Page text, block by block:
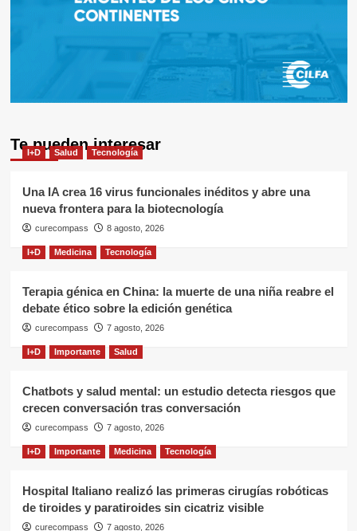
Te pueden interesar
I+D Salud Tecnología
Una IA crea 16 virus funcionales inéditos y abre una
nueva frontera para la biotecnología
curecompass 8 agosto, 2026
I+D Medicina Tecnología
Terapia génica en China: la muerte de una niña reabre el
debate ético sobre la edición genética
curecompass 7 agosto, 2026
I+D Importante Salud
Chatbots y salud mental: un estudio detecta riesgos que
crecen conversación tras conversación
curecompass 7 agosto, 2026
I+D Importante Medicina Tecnología
Hospital Italiano realizó las primeras cirugías robóticas
de tiroides y paratiroides sin cicatriz visible
curecompass 7 agosto, 2026